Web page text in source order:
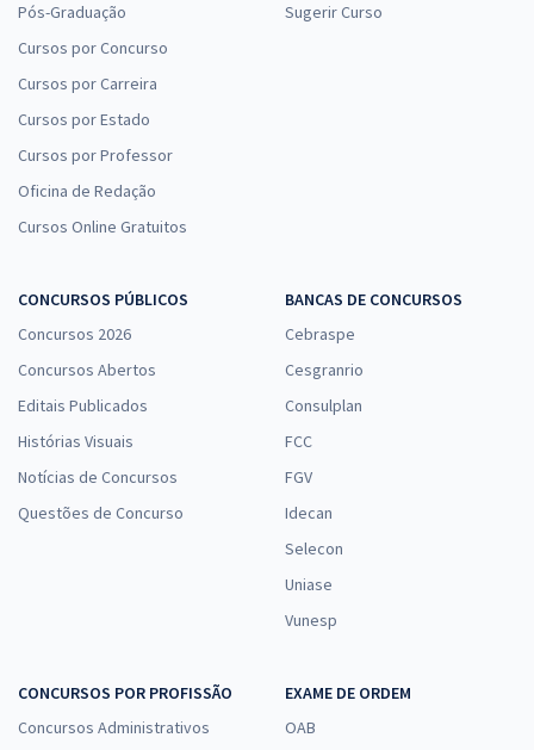
Pós-Graduação
Cursos por Concurso
Cursos por Carreira
Cursos por Estado
Cursos por Professor
Oficina de Redação
Cursos Online Gratuitos
Sugerir Curso
CONCURSOS PÚBLICOS
Concursos 2026
Concursos Abertos
Editais Publicados
Histórias Visuais
Notícias de Concursos
Questões de Concurso
BANCAS DE CONCURSOS
Cebraspe
Cesgranrio
Consulplan
FCC
FGV
Idecan
Selecon
Uniase
Vunesp
CONCURSOS POR PROFISSÃO
Concursos Administrativos
EXAME DE ORDEM
OAB